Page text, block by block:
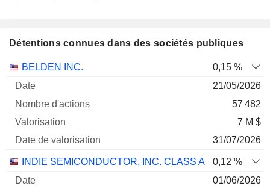
Détentions connues dans des sociétés publiques
Nombre
Date de
BELDEN INC.
0,15 %
21/05/2026
57 482
7 M $
31/07/2026
INDIE SEMICONDUCTOR, INC. CLASS A
0,12 %
01/06/2026